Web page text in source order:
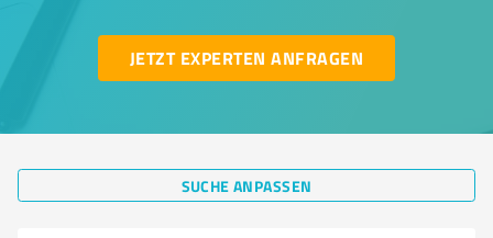
JETZT EXPERTEN ANFRAGEN
SUCHE ANPASSEN